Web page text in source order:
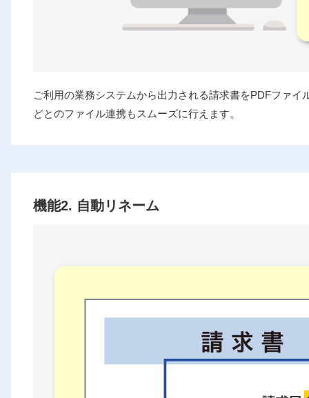
ご利用の業務システムから出力される請求書をPDFファ
どとのファイル連携もスムーズに行えます。
機能2. 自動リネーム